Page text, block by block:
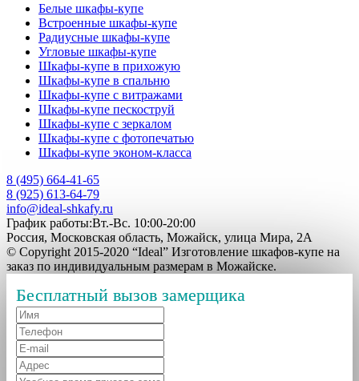
Белые шкафы-купе
Встроенные шкафы-купе
Радиусные шкафы-купе
Угловые шкафы-купе
Шкафы-купе в прихожую
Шкафы-купе в спальню
Шкафы-купе с витражами
Шкафы-купе пескоструй
Шкафы-купе с зеркалом
Шкафы-купе с фотопечатью
Шкафы-купе эконом-класса
8 (495) 664-41-65
8 (925) 613-64-79
info@ideal-shkafy.ru
График работы:Вт.-Вс. 10:00-20:00
Россия, Московская область, Можайск, улица Мира, 2А
© Copyright 2015-2020 “Ideal” Изготовление шкафов-купе на
заказ по индивидуальным размерам в Можайске.
Бесплатный вызов замерщика